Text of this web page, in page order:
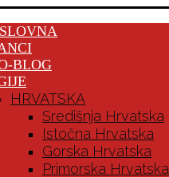
BLOG
HRVATSKA
Središnja Hrvatska
Istočna Hrvatska
Gorska Hrvatska
Primorska Hrvatska